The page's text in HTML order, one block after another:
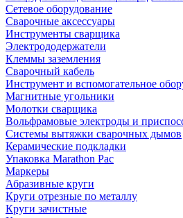
Сетевое оборудование
Сварочные аксессуары
Инструменты сварщика
Электрододержатели
Клеммы заземления
Сварочный кабель
Инструмент и вспомогательное
Магнитные угольники
Молотки сварщика
Вольфрамовые электроды и
Системы вытяжки сварочных дымов
Керамические подкладки
Упаковка Marathon Pac
Маркеры
Абразивные круги
Круги отрезные по металлу
Круги зачистные